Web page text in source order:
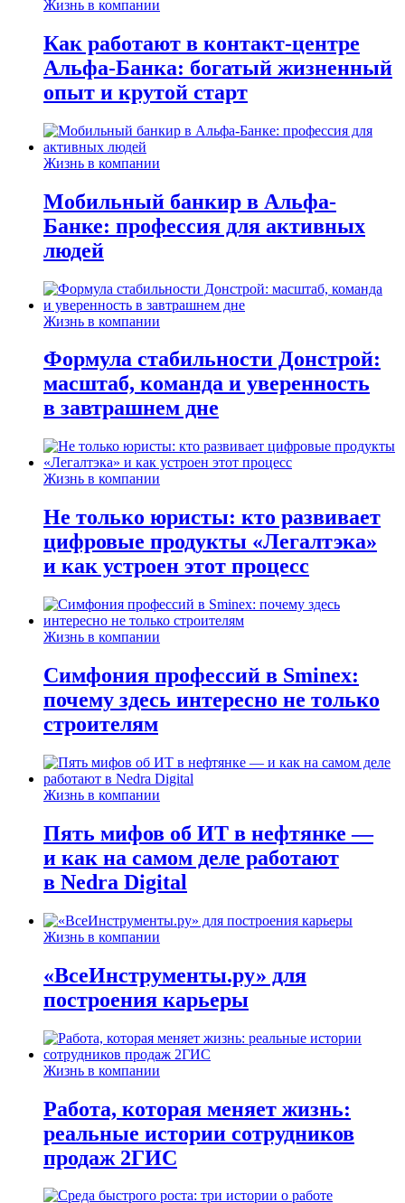
Жизнь в компании
Как работают в контакт-центре
Альфа-Банка: богатый жизненный
опыт и крутой старт
Жизнь в компании
Мобильный банкир в Альфа-
Банке: профессия для активных
людей
Жизнь в компании
Формула стабильности Донстрой:
масштаб, команда и уверенность
в завтрашнем дне
Жизнь в компании
Не только юристы: кто развивает
цифровые продукты «Легалтэка»
и как устроен этот процесс
Жизнь в компании
Симфония профессий в Sminex:
почему здесь интересно не только
строителям
Жизнь в компании
Пять мифов об ИТ в нефтянке —
и как на самом деле работают
в Nedra Digital
Жизнь в компании
«ВсеИнструменты.ру» для
построения карьеры
Жизнь в компании
Работа, которая меняет жизнь:
реальные истории сотрудников
продаж 2ГИС